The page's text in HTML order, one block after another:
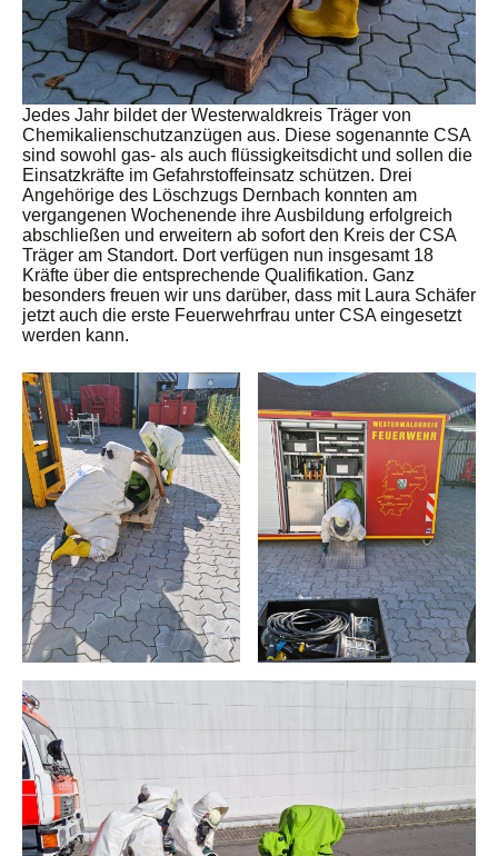
Jedes Jahr bildet der Westerwaldkreis Träger von
Chemikalienschutzanzügen aus. Diese sogenannte CSA
sind sowohl gas- als auch flüssigkeitsdicht und sollen die
Einsatzkräfte im Gefahrstoffeinsatz schützen. Drei
Angehörige des Löschzugs Dernbach konnten am
vergangenen Wochenende ihre Ausbildung erfolgreich
abschließen und erweitern ab sofort den Kreis der CSA
Träger am Standort. Dort verfügen nun insgesamt 18
Kräfte über die entsprechende Qualifikation. Ganz
besonders freuen wir uns darüber, dass mit Laura Schäfer
jetzt auch die erste Feuerwehrfrau unter CSA eingesetzt
werden kann.